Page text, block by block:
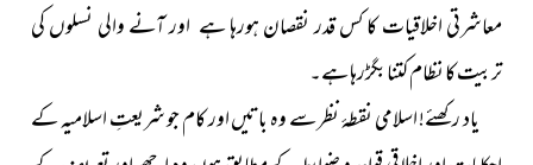
معاشرتی اخلاقیات کا کس قدر نقصان ہورہا ہے اور آنے والی نسلوں کی
تربیت کا نظام کتنا بگڑرہاہے۔
یاد رکھئے! اسلامی نقطۂ نظر سے وہ باتیں اور کام جو شریعتِ اسلامیہ کے